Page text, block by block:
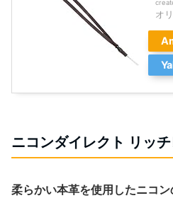
オ
ニコンダイレクト リッ
柔らかい本革を使用したニコ